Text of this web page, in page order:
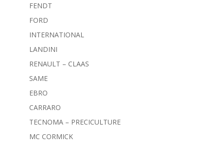
FENDT
FORD
INTERNATIONAL
LANDINI
RENAULT – CLAAS
SAME
EBRO
CARRARO
TECNOMA – PRECICULTURE
MC CORMICK